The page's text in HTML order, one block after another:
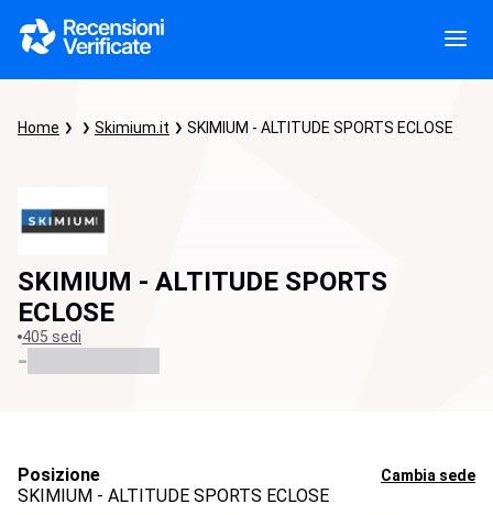
Home Skimium.it SKIMIUM - ALTITUDE SPORTS ECLOSE
SKIMIUM - ALTITUDE SPORTS
ECLOSE
405 sedi
-
Posizione Cambia sede
SKIMIUM - ALTITUDE SPORTS ECLOSE